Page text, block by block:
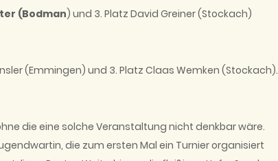
(Bodman) und 3. Platz David Greiner (Stockach)
(Emmingen) und 3. Platz Claas Wemken (Stockach).
die eine solche Veranstaltung nicht denkbar wäre.
die zum ersten Mal ein Turnier organisiert